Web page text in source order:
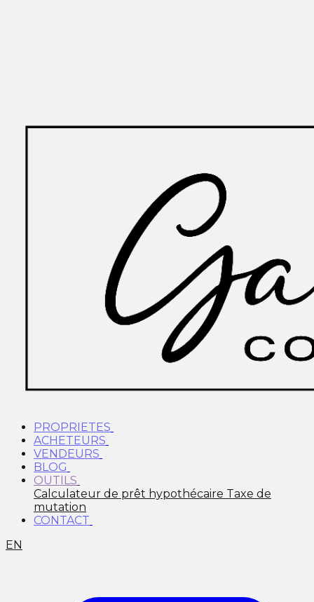
PROPRIETES
ACHETEURS
VENDEURS
BLOG
OUTILS
Calculateur de prêt hypothécaire Taxe de
mutation
CONTACT
EN